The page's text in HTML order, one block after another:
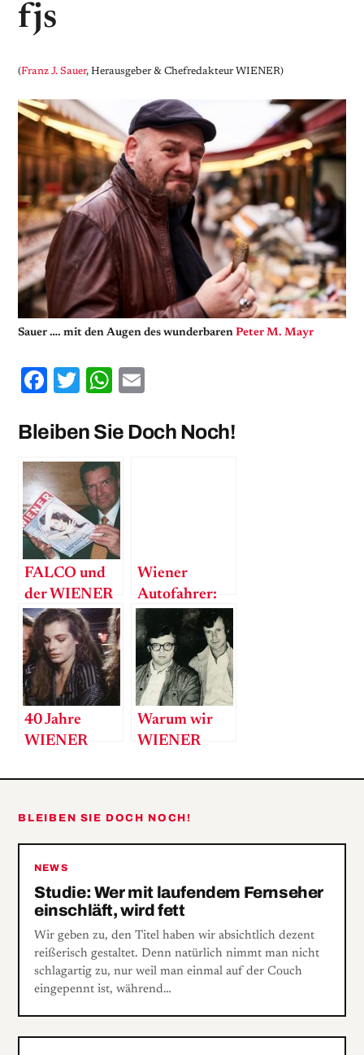
fjs
(Franz J. Sauer, Herausgeber & Chefredakteur WIENER)
Sauer …. mit den Augen des wunderbaren Peter M. Mayr
Facebook
TwitterWhatsApp
Bleiben Sie Doch Noch!
FALCO und
der WIENER
– ein
romantischer
Paarlauf
Wiener
Autofahrer:
Die „besseren
Verlierer“
40 Jahre
WIENER
Warum wir
WIENER
BLEIBEN SIE DOCH NOCH!
NEWS
Studie: Wer mit laufendem Fernseher
einschläft, wird fett
Wir geben zu, den Titel haben wir absichtlich dezent
reißerisch gestaltet. Denn natürlich nimmt man nicht
schlagartig zu, nur weil man einmal auf der Couch
eingepennt ist, während…